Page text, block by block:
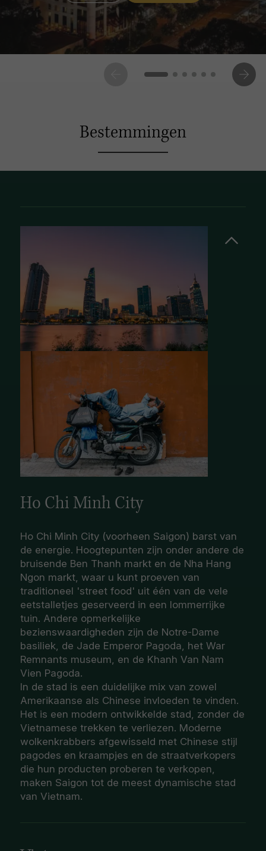
Bestemmingen
Ho Chi Minh City
Ho Chi Minh City (voorheen Saigon) barst van
de energie. Hoogtepunten zijn onder andere de
bruisende Ben Thanh markt en de Nha Hang
Ngon markt, waar u kunt proeven van
traditioneel 'street food' uit één van de vele
eetstalletjes geserveerd in een lommerrijke
tuin. Andere opmerkelijke
bezienswaardigheden zijn de Notre-Dame
basiliek, de Jade Emperor Pagoda, het War
Remnants museum, en de Khanh Van Nam
Vien Pagoda.
In de stad is een duidelijke mix van zowel
Amerikaanse als Chinese invloeden te vinden.
Het is een modern ontwikkelde stad, zonder de
Vietnamese trekken te verliezen. Moderne
wolkenkrabbers afgewisseld met Chinese stijl
pagodes en kraampjes en de straatverkopers
die hun producten proberen te verkopen,
maken Saigon tot de meest dynamische stad
van Vietnam.